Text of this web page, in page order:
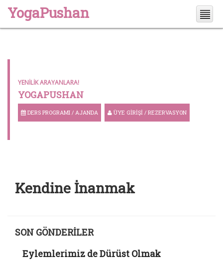
YogaPushan
YENILIK ARAYANLARA!
YOGAPUSHAN
DERS PROGRAMI / AJANDA ÜYE GIRIŞI / REZERVASYON
Kendine İnanmak
SON GÖNDERILER
Eylemlerimiz de Dürüst Olmak